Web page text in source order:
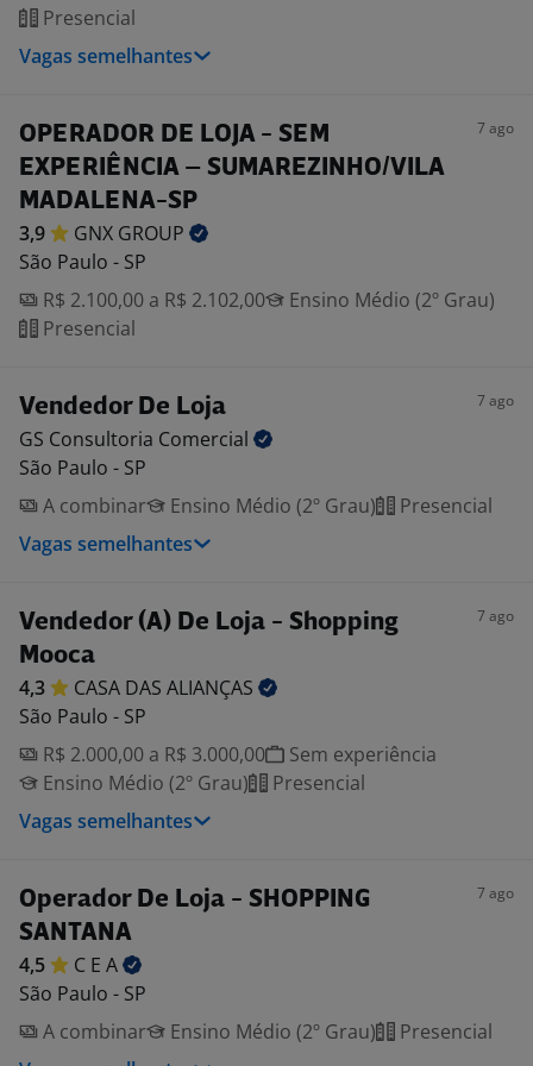
Presencial
Vagas semelhantes
OPERADOR DE LOJA - SEM
EXPERIÊNCIA – SUMAREZINHO/VILA
MADALENA-SP
7 ago
3,9 GNX GROUP
São Paulo - SP
R$ 2.100,00 a R$ 2.102,00
Ensino Médio (2º Grau)
Presencial
Vendedor De Loja 7 ago
GS Consultoria Comercial
São Paulo - SP
A combinar
Ensino Médio (2º Grau)
Presencial
Vagas semelhantes
Vendedor (A) De Loja - Shopping
Mooca
7 ago
4,3 CASA DAS ALIANÇAS
São Paulo - SP
R$ 2.000,00 a R$ 3.000,00
Sem experiência
Ensino Médio (2º Grau)
Presencial
Vagas semelhantes
Operador De Loja - SHOPPING
SANTANA
7 ago
4,5 C E A
São Paulo - SP
A combinar
Ensino Médio (2º Grau)
Presencial